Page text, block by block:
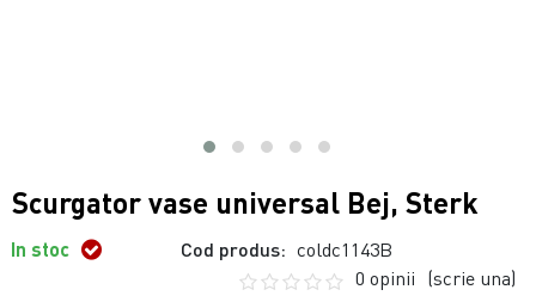
Scurgator vase universal Bej, Sterk
In stoc Cod produs: coldc1143B
0 opinii (scrie una)